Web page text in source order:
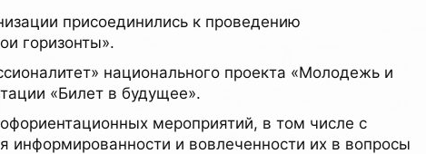
присоединились к проведению
горизонты».
национального проекта «Молодежь и
«Билет в будущее».
мероприятий, в том числе с
и вовлеченности их в вопросы